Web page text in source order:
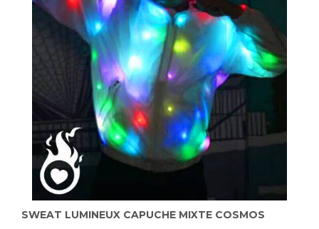
SWEAT LUMINEUX CAPUCHE MIXTE COSMOS